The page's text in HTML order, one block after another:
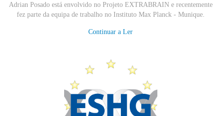
Adrian Posado está envolvido no Projeto EXTRABRAIN e recentemente
fez parte da equipa de trabalho no Instituto Max Planck - Munique.
Continuar a Ler